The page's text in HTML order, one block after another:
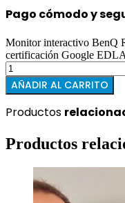
Pago cómodo y
Monitor interactivo BenQ
certificación Google
AÑADIR AL CARRITO
Productos
Productos